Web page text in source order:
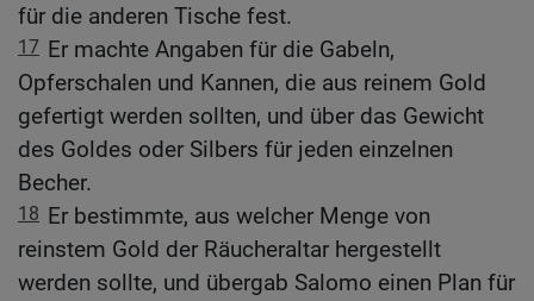
für die anderen Tische fest.
17 Er machte Angaben für die Gabeln,
Opferschalen und Kannen, die aus reinem Gold
gefertigt werden sollten, und über das Gewicht
des Goldes oder Silbers für jeden einzelnen
Becher.
18 Er bestimmte, aus welcher Menge von
reinstem Gold der Räucheraltar hergestellt
werden sollte, und übergab Salomo einen Plan für